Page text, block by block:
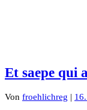
Et saepe qui
Von froehlichreg |